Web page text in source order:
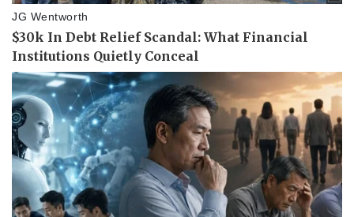
Pháp luật
Vụ án
Tin nóng
Tư vấn luật
Vũ khí
Việt Nam
Phân tích